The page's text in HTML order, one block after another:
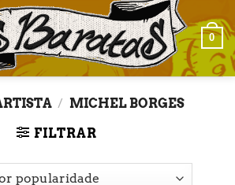
0
/ MICHEL BORGES
FILTRAR